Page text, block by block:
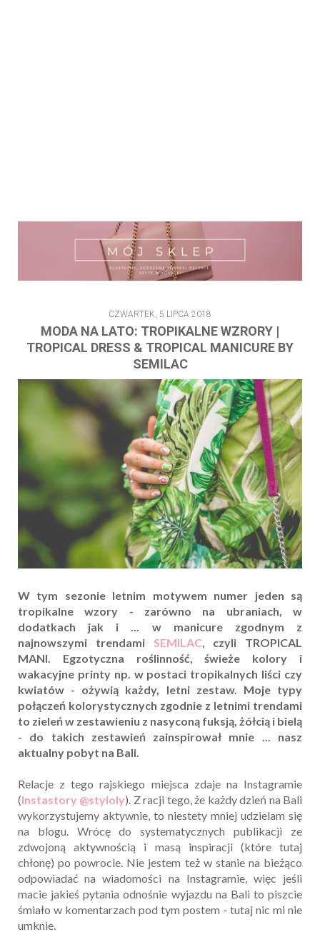
CZWARTEK, 5 LIPCA 2018
MODA NA LATO: TROPIKALNE WZRORY |
TROPICAL DRESS & TROPICAL MANICURE BY
SEMILAC
W tym sezonie letnim motywem numer jeden są
tropikalne wzory - zarówno na ubraniach, w
dodatkach jak i ... w manicure zgodnym z
najnowszymi trendami SEMILAC, czyli TROPICAL
MANI. Egzotyczna roślinność, świeże kolory i
wakacyjne printy np. w postaci tropikalnych liści czy
kwiatów - ożywią każdy, letni zestaw. Moje typy
połączeń kolorystycznych zgodnie z letnimi trendami
to zieleń w zestawieniu z nasyconą fuksją, żółcią i bielą
- do takich zestawień zainspirował mnie ... nasz
aktualny pobyt na Bali.
Relacje z tego rajskiego miejsca zdaje na Instagramie
(Instastory @styloly). Z racji tego, że każdy dzień na Bali
wykorzystujemy aktywnie, to niestety mniej udzielam się
na blogu. Wrócę do systematycznych publikacji ze
zdwojoną aktywnością i masą inspiracji (które tutaj
chłonę) po powrocie. Nie jestem też w stanie na bieżąco
odpowiadać na wiadomości na Instagramie, więc jeśli
macie jakieś pytania odnośnie wyjazdu na Bali to piszcie
śmiało w komentarzach pod tym postem - tutaj nic mi nie
umknie.